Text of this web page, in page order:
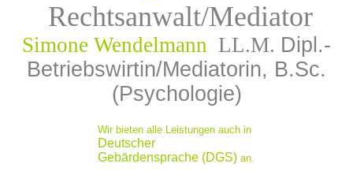
Rechtsanwalt/Mediator
Simone Wendelmann LL.M. Dipl.-
Betriebswirtin/Mediatorin, B.Sc.
(Psychologie)
Wir bieten alle Leistungen auch in
Deutscher
Gebärdensprache (DGS) an.